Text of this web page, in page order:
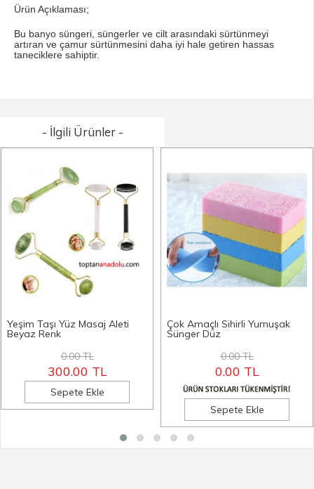
Ürün Açıklaması;
Bu banyo süngeri, süngerler ve cilt arasındaki sürtünmeyi
artıran ve çamur sürtünmesini daha iyi hale getiren hassas
taneciklere sahiptir.
- İlgili Ürünler -
Yeşim Taşı Yüz Masaj Aleti
Beyaz Renk
0.00 TL
300.00 TL
Sepete Ekle
Çok Amaçlı Sihirli Yumuşak
Sünger Düz
0.00 TL
0.00 TL
Sepete Ekle